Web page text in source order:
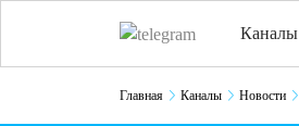
Каналы
Главная Каналы Новости